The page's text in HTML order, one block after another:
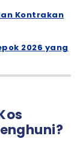
Kontrakan
2026 yang